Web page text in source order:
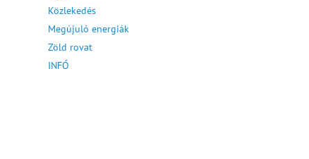
Közlekedés
Megújuló energiák
Zöld rovat
INFÓ